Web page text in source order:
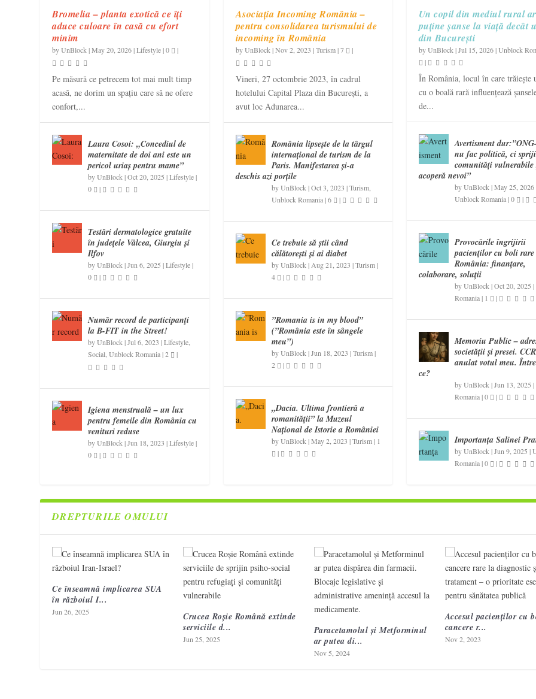
Bromelia – planta exotică ce îți
aduce culoare în casă cu efort
minim
byUnBlock |May 20, 2026|Lifestyle|0 |
Pe măsură ce petrecem tot mai mult timp
acasă, ne dorim un spațiu care să ne ofere
confort,...
Laura Cosoi: „Concediul de
maternitate de doi ani este un
pericol uriaș pentru mame”
byUnBlock |Oct 20, 2025 |Lifestyle|
0
|
Testări dermatologice gratuite
în județele Vâlcea, Giurgiu și
Ilfov
byUnBlock |Jun 6, 2025 |Lifestyle|
0
|
Număr record de participanţi
la B-FIT in the Street!
byUnBlock |Jul 6, 2023 |Lifestyle
Social ,Unblock Romania|2 |
Igiena menstruală – un lux
pentru femeile din România cu
venituri reduse
byUnBlock |Jun 18, 2023 |Lifestyle|
0
|
Asociația Incoming România –
pentru consolidarea turismului de
incoming în România
byUnBlock |Nov 2, 2023 |Turism|7 |
Vineri, 27 octombrie 2023, în cadrul
hotelului Capital Plaza din București, a
avut loc Adunarea...
România lipsește de la târgul
internațional de turism de la
Paris. Manifestarea și-a
deschis azi porțile
byUnBlock |Oct 3, 2023 |Turism,
Unblock Romania|6 |
Ce trebuie să știi când
călătorești și ai diabet
byUnBlock | Aug 21, 2023 |Turism|
4
|
”Romania is in my blood”
(”România este în sângele
meu”)
byUnBlock |Jun 18, 2023 |Turism|
2
|
„Dacia. Ultima frontieră a
romanității” la Muzeul
Național de Istorie a României
byUnBlock |May 2, 2023 |Turism| 1
|
Un copil din mediul rural
puține șanse la viață decât
din București
byUnBlock |Jul 15, 2026|Unblock
|
În România, locul în care trăiește
cu o boală rară influențează
de...
Avertisment
nu fac politică, ci
comunități vulnerabile
acoperă nevoi”
byUnBlock |May 25, 2026
Unblock Romania|0 |
Provocările îngrijirii
pacienților cu boli
România: finanțare,
colaborare, soluții
byUnBlock |Oct 20, 2025 |
Romania| 1 |
Memoriu Public –
societății și presei.
anulat votul meu.
ce?
byUnBlock |Jun 13, 2025 |
Romania|0 |
Importanța Salinei
byUnBlock |Jun 9, 2025 |
Romania|0 |
DREPTURILE OMULUI
Ce înseamnă implicarea SUA
în războiul I...
Jun 26, 2025
Crucea Roșie Română extinde
serviciile d...
Jun 25, 2025
Paracetamolul și Metforminul
ar putea di...
Nov 5, 2024
Accesul pacienților cu
cancere r...
Nov 2, 2023